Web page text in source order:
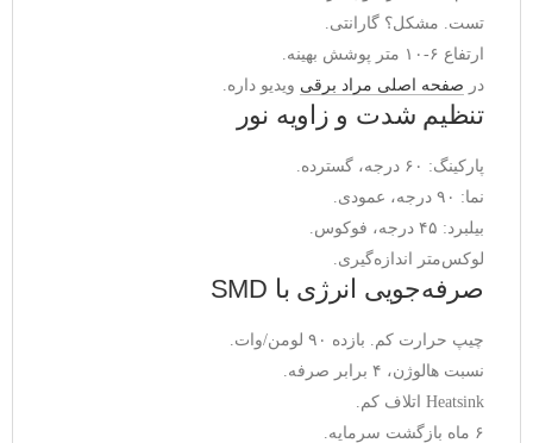
تست. مشکل؟ گارانتی.
ارتفاع ۶-۱۰ متر پوشش بهینه.
در صفحه اصلی مراد برقی ویدیو داره.
تنظیم شدت و زاویه نور
پارکینگ: ۶۰ درجه، گسترده.
نما: ۹۰ درجه، عمودی.
بیلبرد: ۴۵ درجه، فوکوس.
لوکس‌متر اندازه‌گیری.
صرفه‌جویی انرژی با SMD
چیپ حرارت کم. بازده ۹۰ لومن/وات.
نسبت هالوژن، ۴ برابر صرفه.
Heatsink اتلاف کم.
۶ ماه بازگشت سرمایه.